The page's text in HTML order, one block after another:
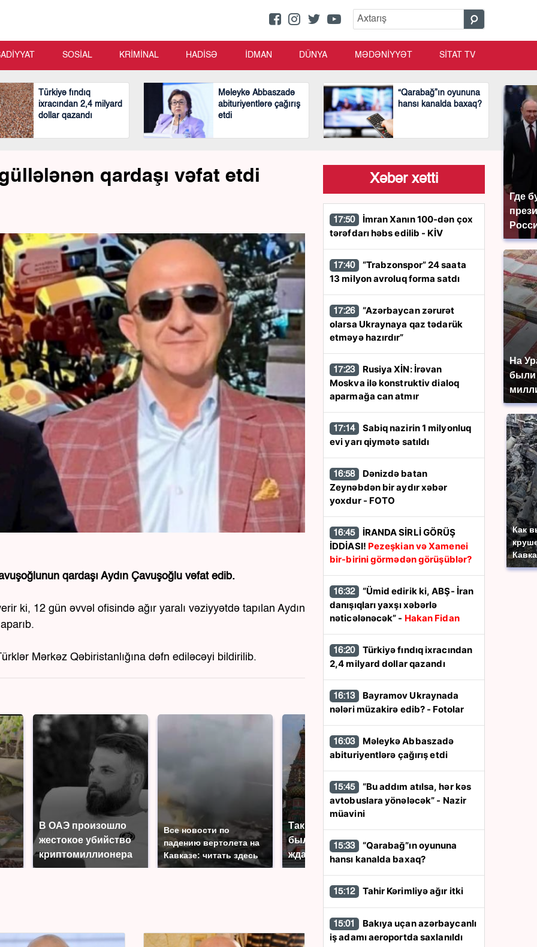
Где
На
были
Как
SOSİAL KRİMİNAL HADİSƏ İDMAN DÜNYA MƏDƏNİYYƏT SİTAT TV
Türkiyə fındıq
ixracından 2,4 milyard
dollar qazandı
Məleykə Abbaszadə
abituriyentlərə çağırış
etdi
“Qarabağ”ın oyununa
hansı kanalda baxaq?
qardaşı vəfat etdi
qardaşı Aydın Çavuşoğlu vəfat edib.
ki, 12 gün əvvəl ofisində ağır yaralı vəziyyətdə tapılan Aydın
Mərkəz Qəbiristanlığına dəfn ediləcəyi bildirilib.
В ОАЭ произошло
жестокое убийство
криптомиллионера
Все новости по
падению вертолета на
Кавказе: читать здесь
Таких событий не
было с 1945: чего
ждать всем нам?
В магазинах России
ажиотаж из-за этого
продукта: что купить?
Xəbər xətti
17:50
tərəfdarı həbs edilib - KİV
17:40
13 milyon avroluq forma satdı
17:26
olarsa Ukraynaya qaz tədarük
etməyə hazırdır”
17:23
Moskva ilə konstruktiv dialoq
aparmağa can atmır
17:14
evi yarı qiymətə satıldı
16:58
Zeynəbdən bir aydır xəbər
yoxdur - FOTO
16:45
İDDİASI! Pezeşkian və Xamenei
bir-birini görmədən görüşüblər?
16:32
danışıqları yaxşı xəbərlə
nəticələnəcək” - Hakan Fidan
16:20
2,4 milyard dollar qazandı
16:13
nələri müzakirə edib? - Fotolar
16:03
abituriyentlərə çağırış etdi
15:45
avtobuslara yönələcək” - Nazir
müavini
15:33
hansı kanalda baxaq?
15:12 Tahir Kərimliyə ağır itki
15:01
iş adamı aeroportda saxlanıldı